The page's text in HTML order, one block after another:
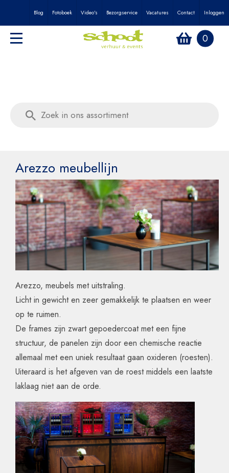
Blog Fotoboek Video's Bezorgservice Vacatures Contact Inloggen
0
Arezzo meubellijn
Arezzo, meubels met uitstraling.
Licht in gewicht en zeer gemakkelijk te plaatsen en weer
op te ruimen.
De frames zijn zwart gepoedercoat met een fijne
structuur, de panelen zijn door een chemische reactie
allemaal met een uniek resultaat gaan oxideren (roesten).
Uiteraard is het afgeven van de roest middels een laatste
laklaag niet aan de orde.